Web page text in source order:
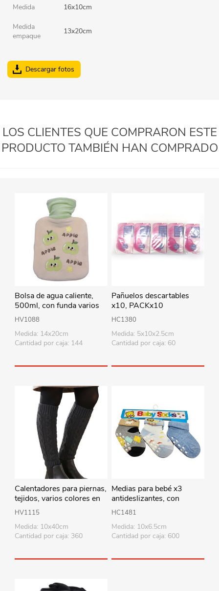
Medida 16x10cm
Medida
empaque
13x20cm
Descargar fotos
LOS CLIENTES QUE COMPRARON ESTE
PRODUCTO TAMBIÉN HAN COMPRADO
Bolsa de agua caliente,
500ml, con funda varios
colores
HV1088
Medida: 14x20cm
Cantidad por caja: 144
Pañuelos descartables
x10, PACKx10
HC1380
Medida: 5x10x2.5cm
Cantidad por caja: 60
Calentadores para piernas,
tejidos, varios colores en
bolsa
HV1115
Medida: 10x40cm
Cantidad por caja: 360
Medias para bebé x3
antideslizantes, con
diseño, en bolsa
HC1481
Medida: 10x6.5cm
Cantidad por caja: 600